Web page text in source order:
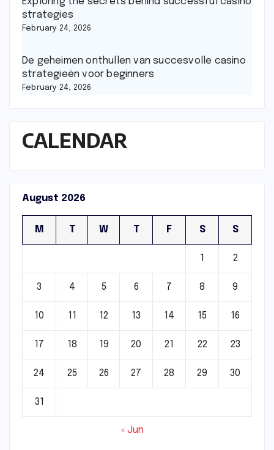
strategies
February 24, 2026
De geheimen onthullen van succesvolle casino
strategieën voor beginners
February 24, 2026
CALENDAR
August 2026
M T W T F S S
1 2
3 4 5 6 7 8 9
10 11 12 13 14 15 16
17 18 19 20 21 22 23
24 25 26 27 28 29 30
31
« Jun